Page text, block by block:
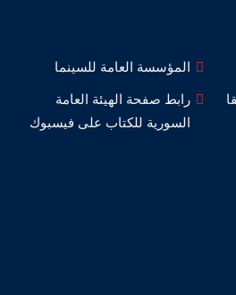
المؤسسة العامة للسينما
رابط صفحة الهيئة العامة
السورية للكتاب على فيسبوك